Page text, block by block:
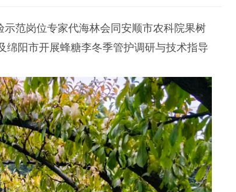
范岗位专家代海林会同安顺市农科院果树
阳市开展蜂糖李冬季管护调研与技术指导